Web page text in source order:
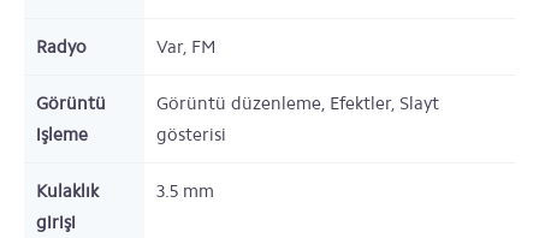
Radyo Var, FM
Görüntü
işleme
Görüntü düzenleme, Efektler, Slayt
gösterisi
Kulaklık
girişi
3.5 mm